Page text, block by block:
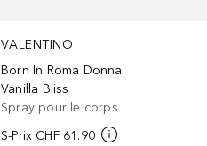
VALENTINO
Born In Roma Donna
Vanilla Bliss
Spray pour le corps
S-Prix CHF 61.90